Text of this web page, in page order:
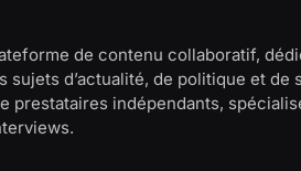
de contenu collaboratif,
sujets d’actualité, de politique et de
prestataires indépendants,